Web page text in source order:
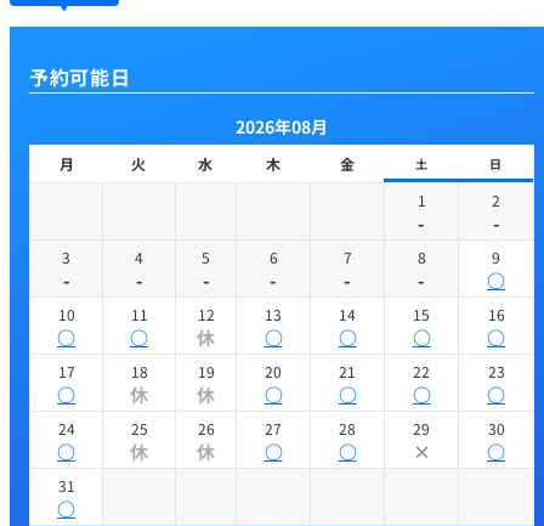
予約可能日
2026年08月
月 火 水 木 金 土 日
1
-
2
-
3
-
4
-
5
-
6
-
7
-
8
-
9
○
10
○
11
○
12
休
13
○
14
○
15
○
16
○
17
○
18
休
19
休
20
○
21
○
22
○
23
○
24
○
25
休
26
休
27
○
28
○
29
×
30
○
31
○